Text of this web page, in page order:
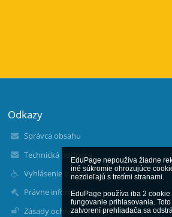
EduPage nepoužíva žiadne
iné súkromie ohrozujúce
nezdieľajú s tretími stranami.
EduPage používa iba 2
fungovanie prihlasovania.
zatvorení prehliadača sa
Odkazy
Správca obsahu
Technická podpora
Vyhlásenie o prístupnosti
Právne informácie
Zásady ochrany osobných údajov